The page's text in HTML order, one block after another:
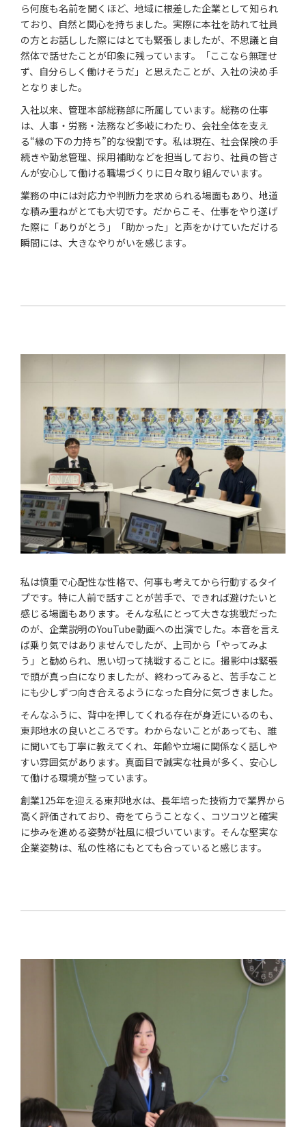
ら何度も名前を聞くほど、地域に根差した企業として知られ
ており、自然と関心を持ちました。実際に本社を訪れて社員
の方とお話しした際にはとても緊張しましたが、不思議と自
然体で話せたことが印象に残っています。「ここなら無理せ
ず、自分らしく働けそうだ」と思えたことが、入社の決め手
となりました。
入社以来、管理本部総務部に所属しています。総務の仕事
は、人事・労務・法務など多岐にわたり、会社全体を支え
る“縁の下の力持ち”的な役割です。私は現在、社会保険の手
続きや勤怠管理、採用補助などを担当しており、社員の皆さ
んが安心して働ける職場づくりに日々取り組んでいます。
業務の中には対応力や判断力を求められる場面もあり、地道
な積み重ねがとても大切です。だからこそ、仕事をやり遂げ
た際に「ありがとう」「助かった」と声をかけていただける
瞬間には、大きなやりがいを感じます。
私は慎重で心配性な性格で、何事も考えてから行動するタイ
プです。特に人前で話すことが苦手で、できれば避けたいと
感じる場面もあります。そんな私にとって大きな挑戦だった
のが、企業説明のYouTube動画への出演でした。本音を言え
ば乗り気ではありませんでしたが、上司から「やってみよ
う」と勧められ、思い切って挑戦することに。撮影中は緊張
で頭が真っ白になりましたが、終わってみると、苦手なこと
にも少しずつ向き合えるようになった自分に気づきました。
そんなふうに、背中を押してくれる存在が身近にいるのも、
東邦地水の良いところです。わからないことがあっても、誰
に聞いても丁寧に教えてくれ、年齢や立場に関係なく話しや
すい雰囲気があります。真面目で誠実な社員が多く、安心し
て働ける環境が整っています。
創業125年を迎える東邦地水は、長年培った技術力で業界から
高く評価されており、奇をてらうことなく、コツコツと確実
に歩みを進める姿勢が社風に根づいています。そんな堅実な
企業姿勢は、私の性格にもとても合っていると感じます。